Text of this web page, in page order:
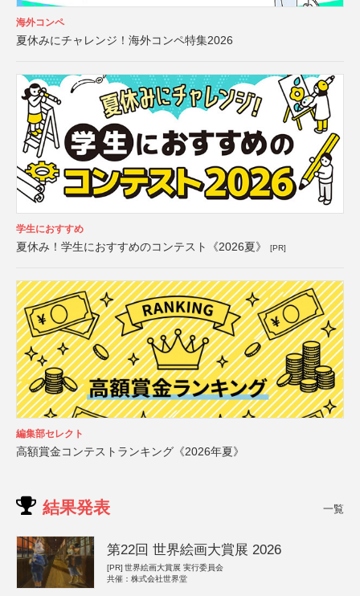
海外コンペ
夏休みにチャレンジ！海外コンペ特集2026
学生におすすめ
夏休み！学生におすすめのコンテスト《2026夏》 [PR]
編集部セレクト
高額賞金コンテストランキング《2026年夏》
結果発表 一覧
第22回 世界絵画大賞展 2026
[PR] 世界絵画大賞展 実行委員会
共催：株式会社世界堂